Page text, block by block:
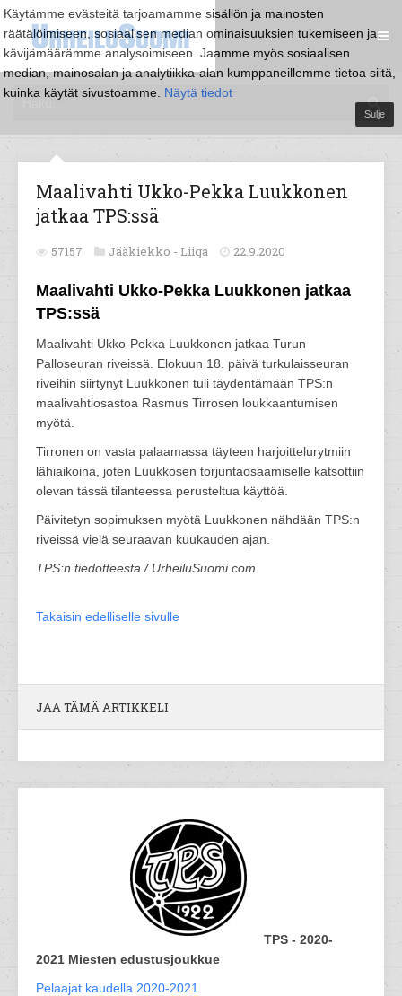
Käytämme evästeitä tarjoamamme sisällön ja mainosten
räätälöimiseen, sosiaalisen median ominaisuuksien tukemiseen ja
kävijämäärämme analysoimiseen. Jaamme myös sosiaalisen
median, mainosalan ja analytiikka-alan kumppaneillemme tietoa siitä,
kuinka käytät sivustoamme. Näytä tiedot
Sulje
Maalivahti Ukko-Pekka Luukkonen
jatkaa TPS:ssä
57157 Jääkiekko - Liiga 22.9.2020
Maalivahti Ukko-Pekka Luukkonen jatkaa
TPS:ssä
Maalivahti Ukko-Pekka Luukkonen jatkaa Turun
Palloseuran riveissä. Elokuun 18. päivä turkulaisseuran
riveihin siirtynyt Luukkonen tuli täydentämään TPS:n
maalivahtiosastoa Rasmus Tirrosen loukkaantumisen
myötä.
Tirronen on vasta palaamassa täyteen harjoittelurytmiin
lähiaikoina, joten Luukkosen torjuntaosaamiselle katsottiin
olevan tässä tilanteessa perusteltua käyttöä.
Päivitetyn sopimuksen myötä Luukkonen nähdään TPS:n
riveissä vielä seuraavan kuukauden ajan.
TPS:n tiedotteesta / UrheiluSuomi.com
Takaisin edelliselle sivulle
JAA TÄMÄ ARTIKKELI
TPS - 2020-
2021 Miesten edustusjoukkue
Pelaajat kaudella 2020-2021